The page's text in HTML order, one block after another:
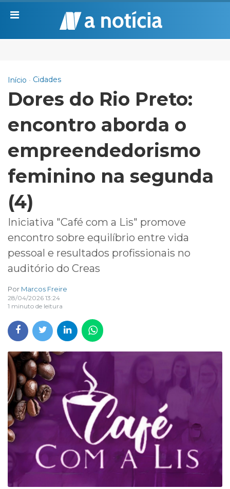
Início Cidades
Dores do Rio Preto:
encontro aborda o
empreendedorismo
feminino na segunda
(4)
Iniciativa "Café com a Lis" promove
encontro sobre equilíbrio entre vida
pessoal e resultados profissionais no
auditório do Creas
Por Marcos Freire
28/04/2026 13:24
1 minuto de leitura